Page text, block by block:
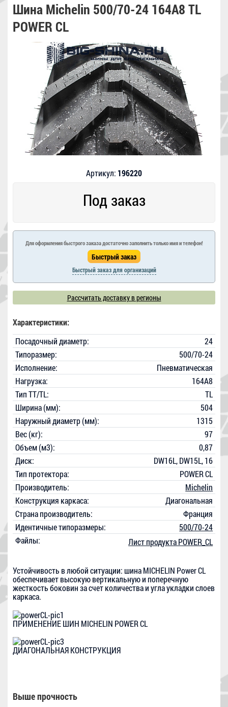
Шина Michelin 500/70-24 164A8 TL
POWER CL
Артикул: 196220
Под заказ
Для оформления быстрого заказа достаточно заполнить только имя и телефон!
Быстрый заказ для организаций
Рассчитать доставку в регионы
Характеристики:
Посадочный диаметр:
24
Типоразмер:
500/70-24
Исполнение:
Пневматическая
Нагрузка:
164A8
Тип TT/TL:
TL
Ширина (мм):
504
Наружный диаметр (мм):
1315
Вес (кг):
97
Объем (м3):
0,87
Диск:
DW16L, DW15L, 16
Тип протектора:
POWER CL
Производитель:
Michelin
Конструкция каркаса:
Диагональная
Страна производитель:
Франция
Идентичные типоразмеры:
500/70-24
Файлы:
Лист продукта POWER_CL
Устойчивость в любой ситуации: шина MICHELIN Power CL
обеспечивает высокую вертикальную и поперечную
жесткость боковин за счет количества и угла укладки слоев
каркаса.
ПРИМЕНЕНИЕ ШИН MICHELIN POWER CL
ДИАГОНАЛЬНАЯ КОНСТРУКЦИЯ
Выше прочность